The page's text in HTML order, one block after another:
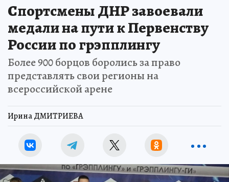
Спортсмены ДНР завоевали
медали на пути к Первенству
России по грэпплингу
Более 900 борцов боролись за право
представлять свои регионы на
всероссийской арене
Ирина ДМИТРИЕВА